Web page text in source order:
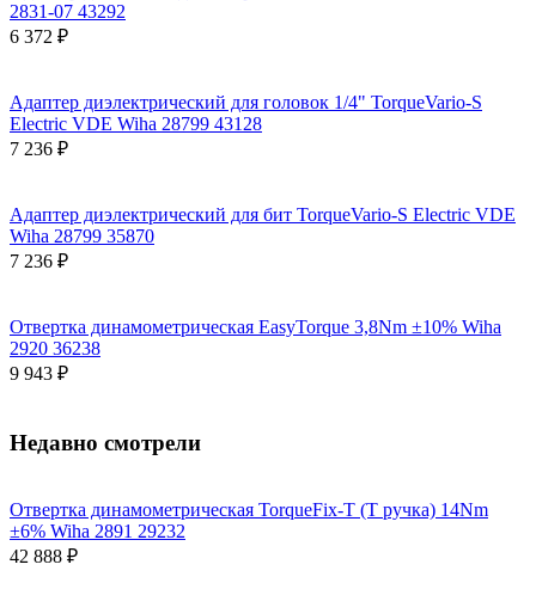
2831-07 43292
6 372 ₽
Адаптер диэлектрический для головок 1/4" TorqueVario-S
Electric VDE Wiha 28799 43128
7 236 ₽
Адаптер диэлектрический для бит TorqueVario-S Electric VDE
Wiha 28799 35870
7 236 ₽
Отвертка динамометрическая EasyTorque 3,8Nm ±10% Wiha
2920 36238
9 943 ₽
Недавно смотрели
Отвертка динамометрическая TorqueFix-T (Т ручка) 14Nm
±6% Wiha 2891 29232
42 888 ₽